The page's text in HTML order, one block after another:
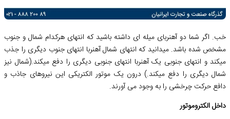
خب. اگر شما دو آهنربای میله ای داشته باشید که انتهای هرکدام شمال و جنوب
مشخص شده باشد. میدانید که انتهای شمال آهنربا انتهای جنوب دیگری را جذب
میکند و انتهای جنوبی یک آهنربا انتهای جنوبی دیگری را دفع میکند.(شمال نیز
شمال دیگری را دفع میکند.) درون یک موتور الکتریکی این نیروهای جاذب و
دافع حرکت چرخشی را به وجود می آورند.
داخل الکتروموتور